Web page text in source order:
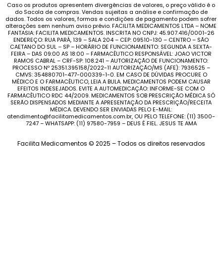
Caso os produtos apresentem divergências de valores, o preço válido é o
do Sacola de compras. Vendas sujeitas a análise e confirmação de
dados. Todos os valores, formas e condições de pagamento podem sofrer
alterações sem nenhum aviso prévio. FACILITA MEDICAMENTOS LTDA – NOME
FANTASIA: FACILITA MEDICAMENTOS. INSCRITA NO CNPJ: 45.907.416/0001-26
ENDEREÇO: RUA PARÁ, 139 – SALA 204 – CEP: 09510-130 – CENTRO – SÃO
CAETANO DO SUL – SP – HORÁRIO DE FUNCIONAMENTO: SEGUNDA A SEXTA-
FEIRA – DAS 09:00 AS 18:00 – FARMACÊUTICO RESPONSÁVEL: JOAO VICTOR
RAMOS CABRAL – CRF-SP: 108.241 – AUTORIZAÇÃO DE FUNCIONAMENTO:
PROCESSO Nº 25351.395158/2022-11 AUTORIZAÇÃO/MS (AFE): 7936525 –
CMVS: 354880701-477-000339-1-0. EM CASO DE DÚVIDAS PROCURE O
MÉDICO E O FARMACÊUTICO, LEIA A BULA. MEDICAMENTOS PODEM CAUSAR
EFEITOS INDESEJADOS. EVITE A AUTOMEDICAÇÃO: INFORME-SE COM O
FARMACÊUTICO RDC 44/2009. MEDICAMENTOS SOB PRESCRIÇÃO MÉDICA SÓ
SERÃO DISPENSADOS MEDIANTE A APRESENTAÇÃO DA PRESCRIÇÃO/RECEITA
MÉDICA. DEVENDO SER ENVIADAS PELO E-MAIL:
atendimento@facilitamedicamentos.com.br, OU PELO TELEFONE: (11) 3500-
7247 – WHATSAPP: (11) 97580-7959 – DEUS É FIEL. JESUS TE AMA
Facilita Medicamentos © 2025 – Todos os direitos reservados